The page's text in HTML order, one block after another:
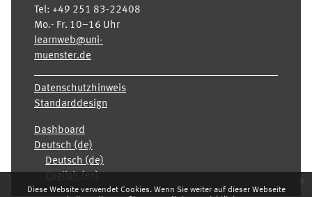
Diese Website verwendet Cookies. Wenn Sie weiter auf dieser Webseite
x
Tel: +49 251 83-22408
Mo.- Fr. 10–16 Uhr
learnweb@uni-
muenster.de
Datenschutzhinweis
Standarddesign
Dashboard
Deutsch ‎(de)‎
Deutsch ‎(de)‎